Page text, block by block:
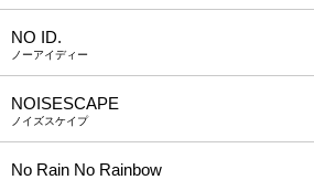
NO ID.
ノーアイディー
NOISESCAPE
ノイズスケイプ
No Rain No Rainbow